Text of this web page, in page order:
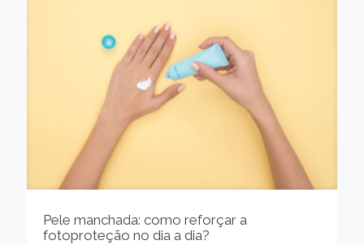
Pele manchada: como reforçar a
fotoproteção no dia a dia?